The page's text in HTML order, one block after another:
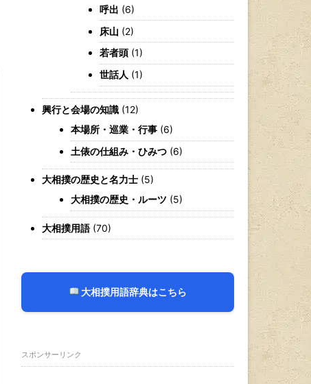
呼出 (6)
床山 (2)
若者頭 (1)
世話人 (1)
興行と会場の知識 (12)
本場所・巡業・行事 (6)
土俵の仕組み・ひみつ (6)
大相撲の歴史と名力士 (5)
大相撲の歴史・ルーツ (5)
大相撲用語 (70)
大相撲用語辞典はこちら
スポンサーリンク